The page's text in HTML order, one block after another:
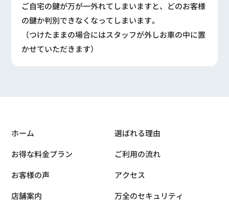
ご自宅の鍵が万が一外れてしまいますと、どのお客様
の鍵か判別できなくなってしまいます。
（つけたままの場合にはスタッフが外しお車の中に置
かせていただきます）
ホーム
選ばれる理由
お得な料金プラン
ご利用の流れ
お客様の声
アクセス
店舗案内
万全のセキュリティ